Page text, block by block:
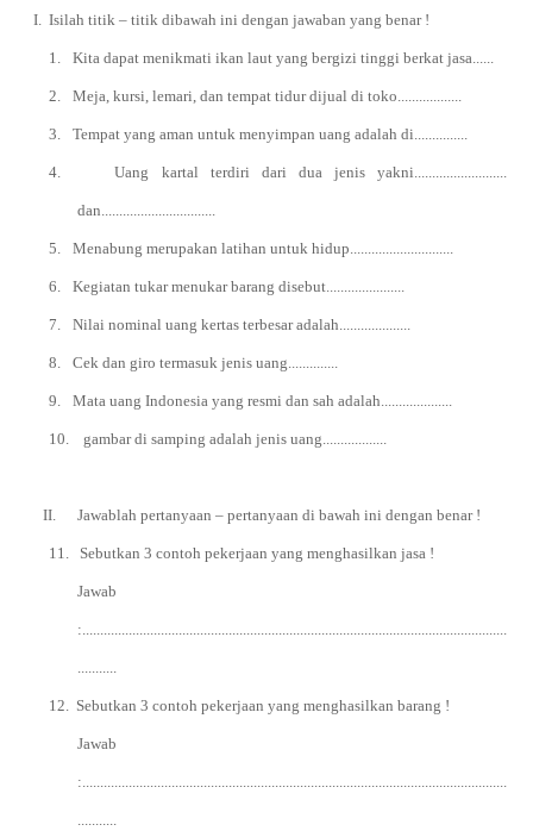
I. Isilah titik – titik dibawah ini dengan jawaban yang benar !
1. Kita dapat menikmati ikan laut yang bergizi tinggi berkat jasa......
2. Meja, kursi, lemari, dan tempat tidur dijual di toko..................
3. Tempat yang aman untuk menyimpan uang adalah di...............
4. Uang kartal terdiri dari dua jenis yakni..........................
dan................................
5. Menabung merupakan latihan untuk hidup.............................
6. Kegiatan tukar menukar barang disebut......................
7. Nilai nominal uang kertas terbesar adalah....................
8. Cek dan giro termasuk jenis uang..............
9. Mata uang Indonesia yang resmi dan sah adalah....................
10. gambar di samping adalah jenis uang..................
II. Jawablah pertanyaan – pertanyaan di bawah ini dengan benar !
11. Sebutkan 3 contoh pekerjaan yang menghasilkan jasa !
Jawab
:.......................................................................................................................
...........
12. Sebutkan 3 contoh pekerjaan yang menghasilkan barang !
Jawab
:.......................................................................................................................
...........